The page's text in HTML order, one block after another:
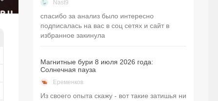
Nast9
спасибо за анализ было интересно
подписалась на вас в соц сетях и сайт в
избранное закинула
Магнитные бури 8 июля 2026 года:
Солнечная пауза
Еременков
Из своего опыта скажу - вот такие затишья ни